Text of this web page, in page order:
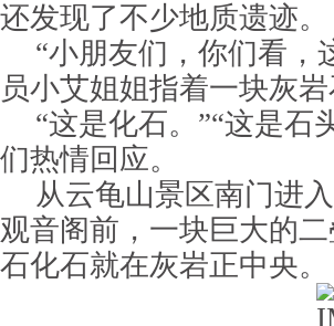
还发现了不少地质遗迹。
“小朋友们，你们看，
员小艾姐姐指着一块灰
“这是化石。”“这是
们热情回应。
从云龟山景区南门进
观音阁前，一块巨大的
石化石就在灰岩正中央。